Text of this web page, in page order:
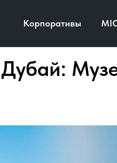
Корпоративы